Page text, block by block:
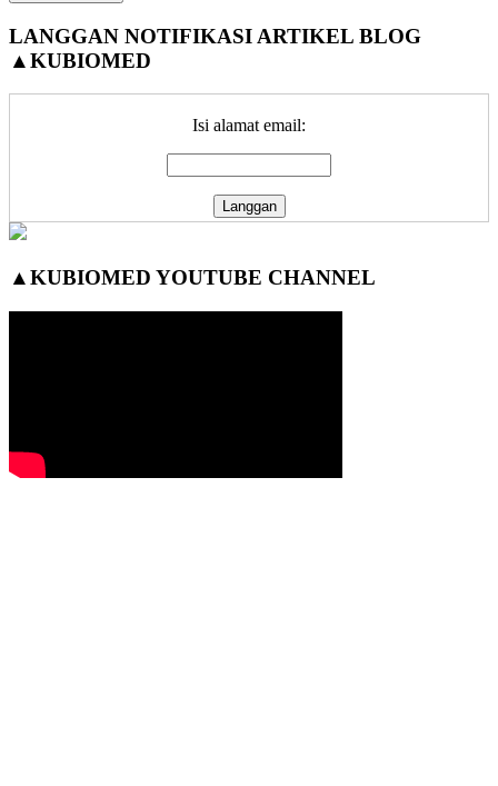
Primary
Sidebar
LANGGAN NOTIFIKASI ARTIKEL BLOG
▲KUBIOMED
Isi alamat email:
▲KUBIOMED YOUTUBE CHANNEL